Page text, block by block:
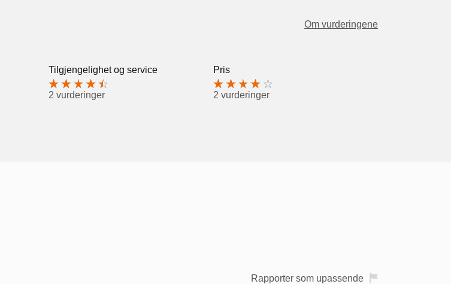
Om vurderingene
Tilgjengelighet og service
2 vurderinger
Pris
2 vurderinger
Rapporter som upassende